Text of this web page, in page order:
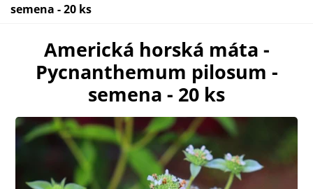
semena - 20 ks
Americká horská máta -
Pycnanthemum pilosum -
semena - 20 ks